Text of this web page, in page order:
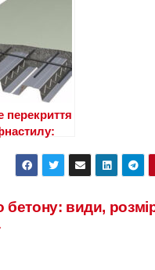
перекриття
бетону: види,